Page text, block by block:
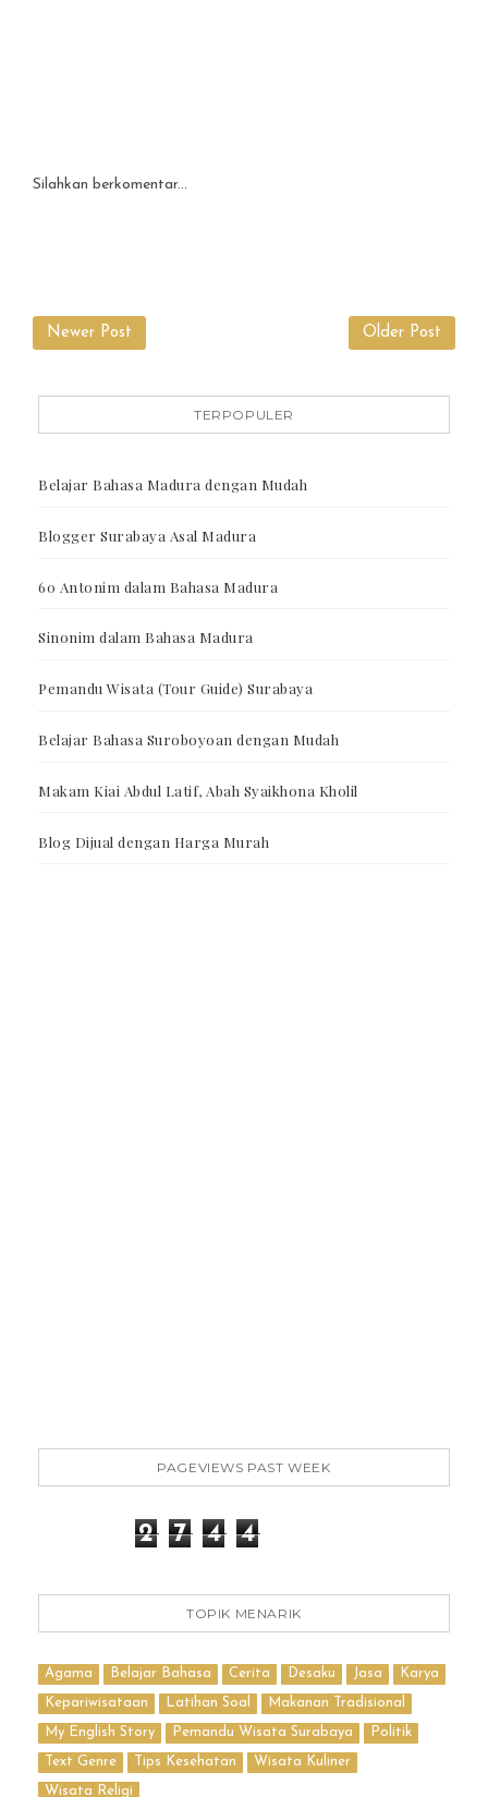
Silahkan berkomentar...
Newer Post Older Post
TERPOPULER
Belajar Bahasa Madura dengan Mudah
Blogger Surabaya Asal Madura
60 Antonim dalam Bahasa Madura
Sinonim dalam Bahasa Madura
Pemandu Wisata (Tour Guide) Surabaya
Belajar Bahasa Suroboyoan dengan Mudah
Makam Kiai Abdul Latif, Abah Syaikhona Kholil
Blog Dijual dengan Harga Murah
PAGEVIEWS PAST WEEK
2 7 4 4
TOPIK MENARIK
Agama Belajar Bahasa Cerita Desaku Jasa Karya
Kepariwisataan Latihan Soal Makanan Tradisional
My English Story Pemandu Wisata Surabaya Politik
Text Genre Tips Kesehatan Wisata Kuliner
Wisata Religi